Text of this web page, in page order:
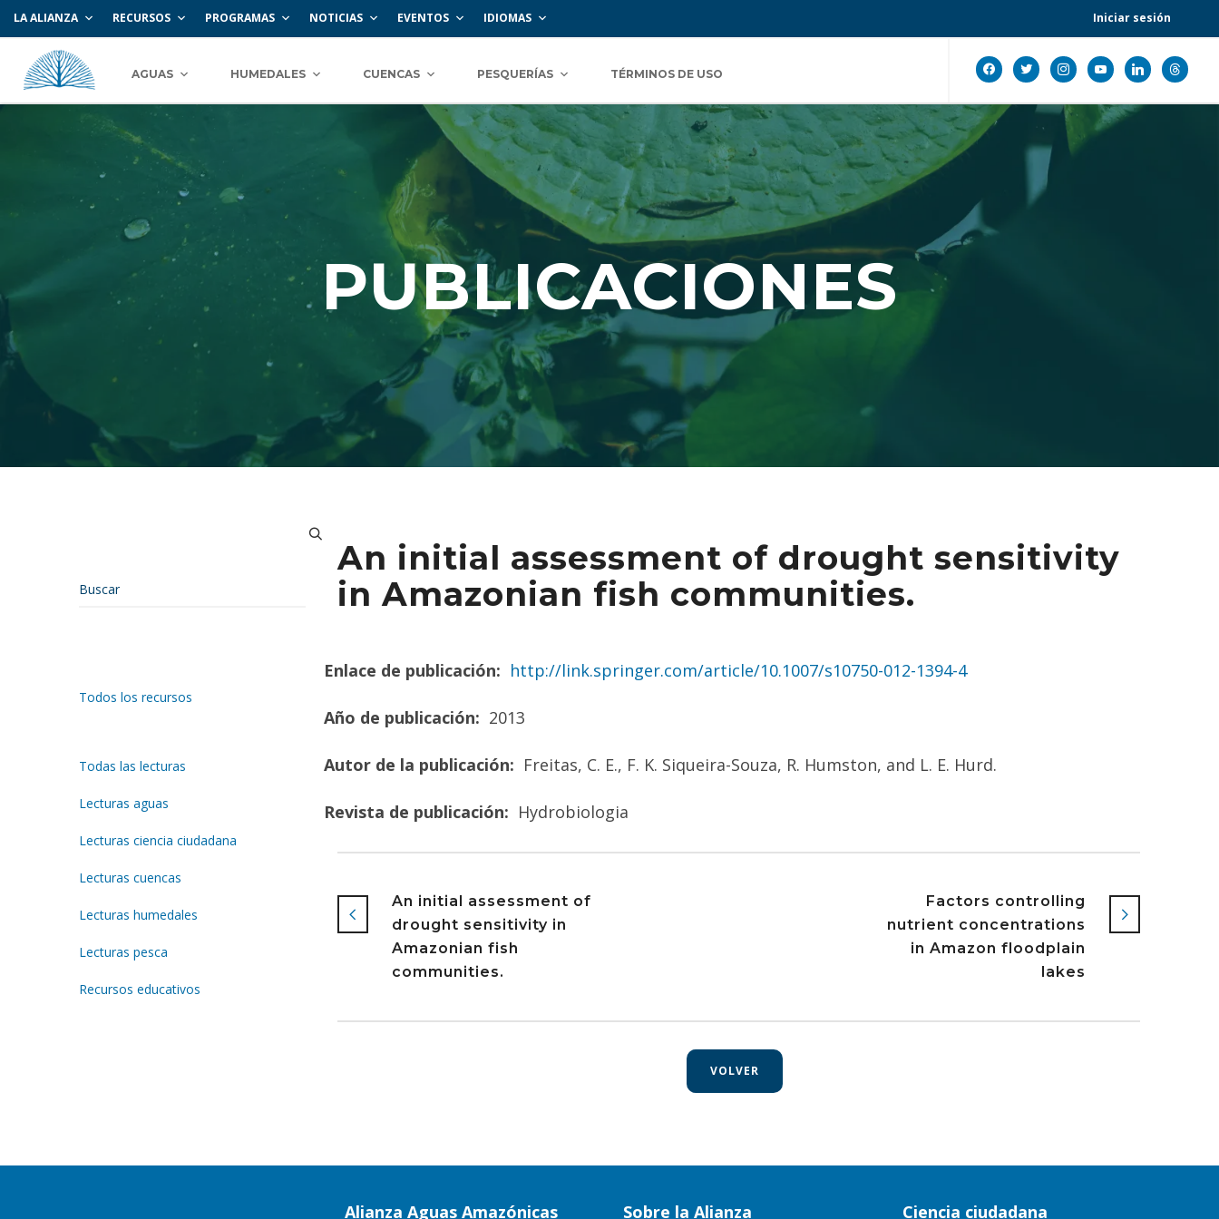
LA ALIANZA RECURSOS PROGRAMAS NOTICIAS EVENTOS IDIOMAS Iniciar sesión
AGUAS HUMEDALES CUENCAS PESQUERÍAS TÉRMINOS DE USO
facebook
twitter instagramyoutubelinkedinthreads
PUBLICACIONES
An initial assessment of drought sensitivity
in Amazonian fish communities.
Enlace de publicación: http://link.springer.com/article/10.1007/s10750-012-1394-4
Año de publicación: 2013
Autor de la publicación: Freitas, C. E., F. K. Siqueira-Souza, R. Humston, and L. E. Hurd.
Revista de publicación: Hydrobiologia
An initial assessment of
drought sensitivity in
Amazonian fish
communities.
Factors controlling
nutrient concentrations
in Amazon floodplain
lakes
VOLVER
Todos los recursos
Todas las lecturas
Lecturas aguas
Lecturas ciencia ciudadana
Lecturas cuencas
Lecturas humedales
Lecturas pesca
Recursos educativos
Alianza Aguas Amazónicas Sobre la Alianza Ciencia ciudadana